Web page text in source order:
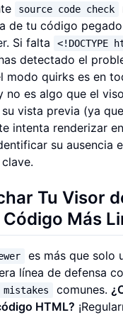
source code check
de tu código
. Si falta <!DOCTYPE
detectado el
modo quirks es en
no es algo que el
vista previa (ya que
intenta renderizar
su ausencia
Tu Visor
Más
es más que solo
línea de defensa
comunes.
HTML?